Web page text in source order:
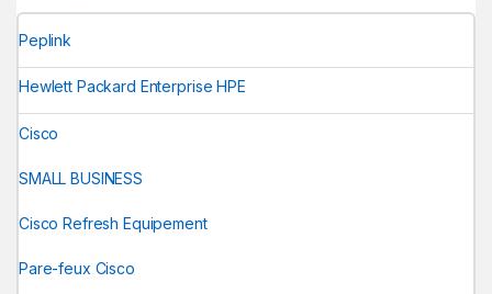
Peplink
Hewlett Packard Enterprise HPE
Cisco
SMALL BUSINESS
Cisco Refresh Equipement
Pare-feux Cisco